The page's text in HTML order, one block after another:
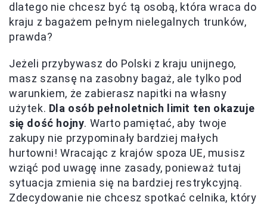
dlatego nie chcesz być tą osobą, która wraca do
kraju z bagażem pełnym nielegalnych trunków,
prawda?
Jeżeli przybywasz do Polski z kraju unijnego,
masz szansę na zasobny bagaż, ale tylko pod
warunkiem, że zabierasz napitki na własny
użytek. Dla osób pełnoletnich limit ten okazuje
się dość hojny. Warto pamiętać, aby twoje
zakupy nie przypominały bardziej małych
hurtowni! Wracając z krajów spoza UE, musisz
wziąć pod uwagę inne zasady, ponieważ tutaj
sytuacja zmienia się na bardziej restrykcyjną.
Zdecydowanie nie chcesz spotkać celnika, który